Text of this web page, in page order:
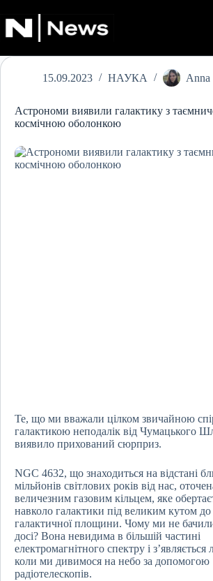
до
вмісту
15.09.2023 НАУКА Anna
Астрономи виявили галактику з
космічною оболонкою
Те, що ми вважали цілком звичайною
галактикою неподалік від Чумацького
виявило прихований сюрприз.
NGC 4632, що знаходиться на відстані
мільйонів світлових років від нас,
величезним газовим кільцем, яке
навколо галактики під великим кутом до
галактичної площини. Чому ми не
досі? Вона невидима в більшій частині
електромагнітного спектру і з’являється
коли ми дивимося на небо за допомогою
радіотелескопів.